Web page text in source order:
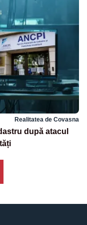
Realitatea de Covasna
după atacul